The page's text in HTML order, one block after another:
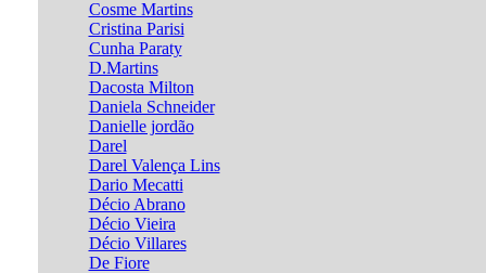
Cosme Martins
Cristina Parisi
Cunha Paraty
D.Martins
Dacosta Milton
Daniela Schneider
Danielle jordão
Darel
Darel Valença Lins
Dario Mecatti
Décio Abrano
Décio Vieira
Décio Villares
De Fiore